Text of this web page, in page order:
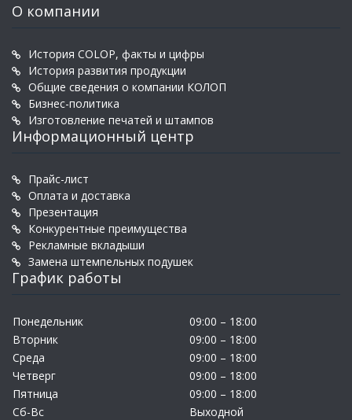
О компании
История COLOP, факты и цифры
История развития продукции
Общие сведения о компании КОЛОП
Бизнес-политика
Изготовление печатей и штампов
Информационный центр
Прайс-лист
Оплата и доставка
Презентация
Конкурентные преимущества
Рекламные вкладыши
Замена штемпельных подушек
График работы
Понедельник
09:00 – 18:00
Вторник
09:00 – 18:00
Среда
09:00 – 18:00
Четверг
09:00 – 18:00
Пятница
09:00 – 18:00
Сб-Вс
Выходной